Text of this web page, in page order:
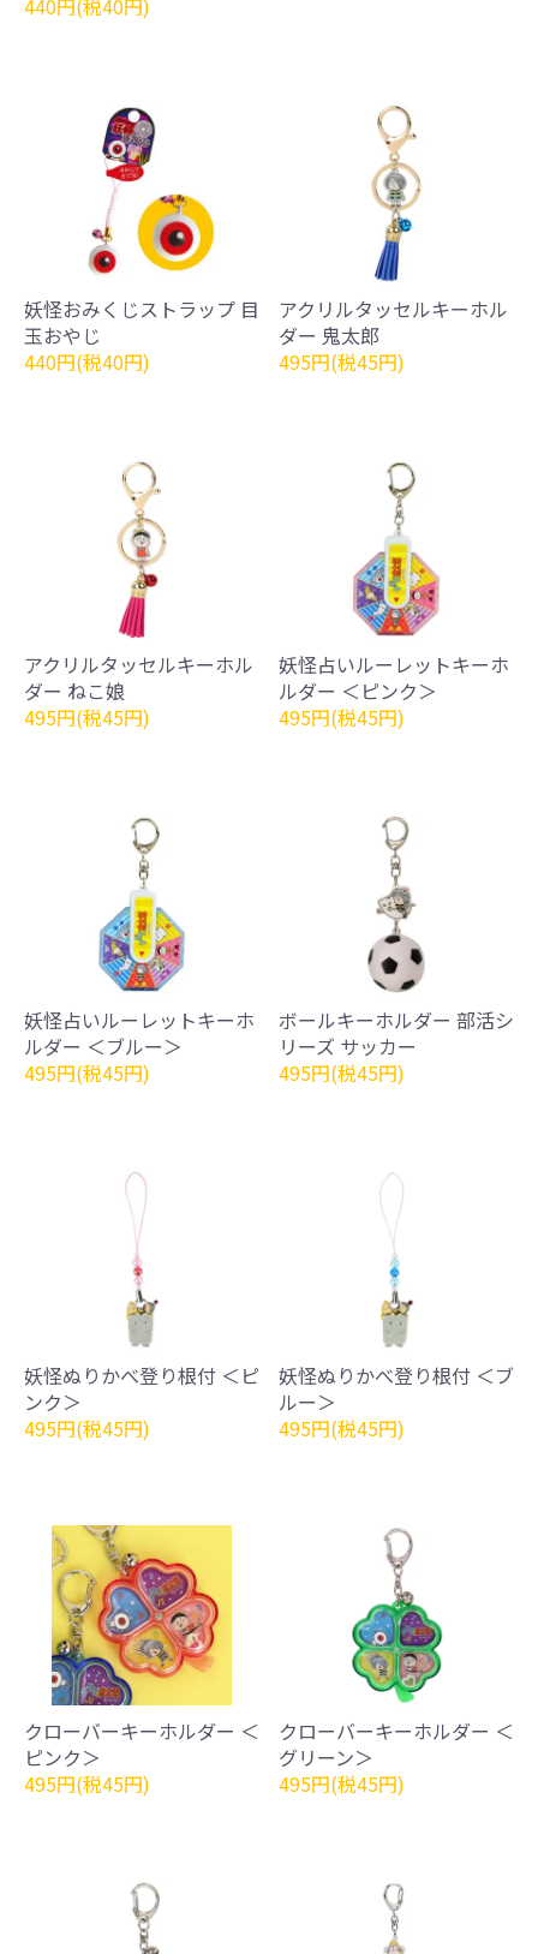
妖怪おみくじストラップ 目
玉おやじ
440円(税40円)
アクリルタッセルキーホル
ダー 鬼太郎
495円(税45円)
アクリルタッセルキーホル
ダー ねこ娘
495円(税45円)
妖怪占いルーレットキーホ
ルダー ＜ピンク＞
495円(税45円)
妖怪占いルーレットキーホ
ルダー ＜ブルー＞
495円(税45円)
ボールキーホルダー 部活シ
リーズ サッカー
495円(税45円)
妖怪ぬりかべ登り根付 ＜ピ
ンク＞
495円(税45円)
妖怪ぬりかべ登り根付 ＜ブ
ルー＞
495円(税45円)
クローバーキーホルダー ＜
ピンク＞
495円(税45円)
クローバーキーホルダー ＜
グリーン＞
495円(税45円)